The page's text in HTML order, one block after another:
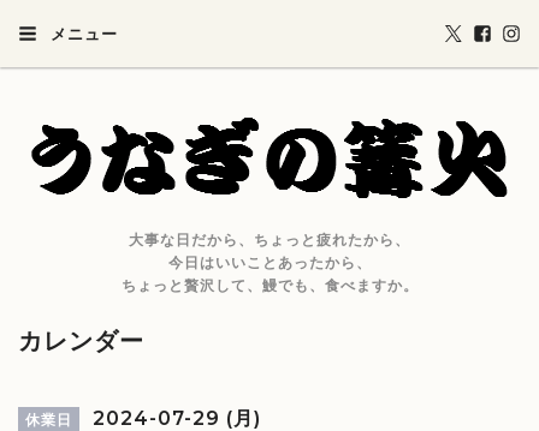
メニュー
大事な日だから、ちょっと疲れたから、
今日はいいことあったから、
ちょっと贅沢して、鰻でも、食べますか。
カレンダー
休業日 2024-07-29 (月)